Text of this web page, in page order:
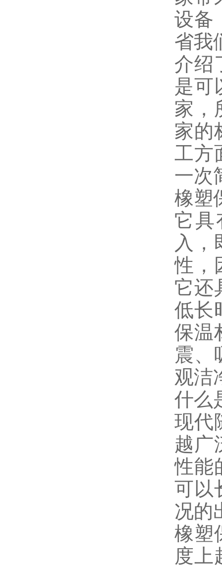
设备
省我
介绍
是可
家，
家的
工方
一次
橡塑
它具
入
性，
它还
低长
保温
震、
观洁
什么
现代
越广
性能
可以
况的
橡塑
度上